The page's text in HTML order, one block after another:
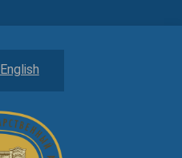
English